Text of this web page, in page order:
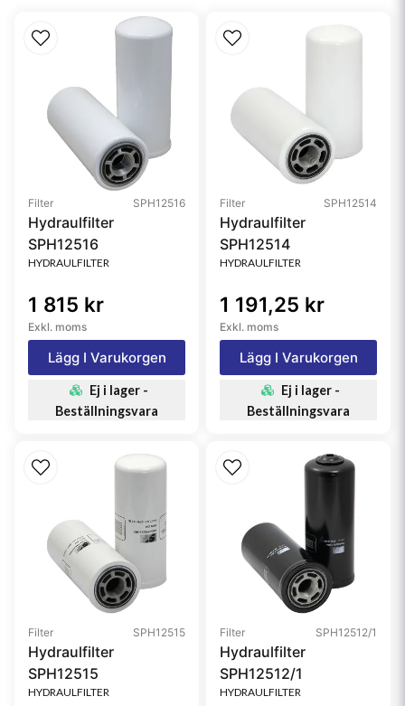
Filter SPH12516
Hydraulfilter
SPH12516
HYDRAULFILTER
1 815 kr
Exkl. moms
Lägg I Varukorgen
Ej i lager -
Beställningsvara
Filter SPH12514
Hydraulfilter
SPH12514
HYDRAULFILTER
1 191,25 kr
Exkl. moms
Lägg I Varukorgen
Ej i lager -
Beställningsvara
Filter SPH12515
Hydraulfilter
SPH12515
HYDRAULFILTER
Filter SPH12512/1
Hydraulfilter
SPH12512/1
HYDRAULFILTER